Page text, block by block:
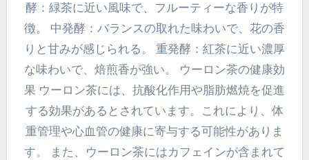
酵：緑茶に近い風味で、フルーティーな香りが特
徴。 中発酵：バランスの取れた味わいで、花の香
りと甘みが感じられる。 重発酵：紅茶に近い濃厚
な味わいで、焙煎香が強い。 ウーロン茶の健康効
果 ウーロン茶には、抗酸化作用や脂肪燃焼を促進
する効果があるとされています。これにより、体
重管理や心血管の健康に寄与する可能性がありま
す。 また、ウーロン茶にはカフェインが含まれて